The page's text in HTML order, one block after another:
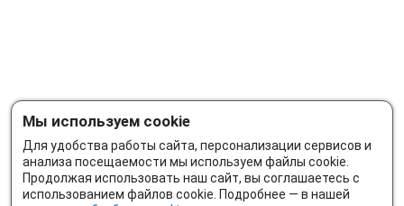
Мы используем cookie
Для удобства работы сайта, персонализации сервисов и
анализа посещаемости мы используем файлы cookie.
Продолжая использовать наш сайт, вы соглашаетесь с
использованием файлов cookie. Подробнее — в нашей